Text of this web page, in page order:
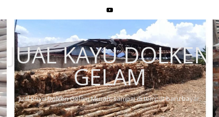
JUAL KAYU DOLKEN
GELAM
Jual Kayu Dolken Gelam Murah, sampai di tempat baru bayar.